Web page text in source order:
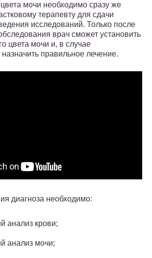
мочи необходимо сразу же
терапевту для сдачи
исследований. Только после
врач сможет установить
цвета мочи и, в случае
правильное лечение.
диагноза необходимо:
анализ крови;
анализ мочи;